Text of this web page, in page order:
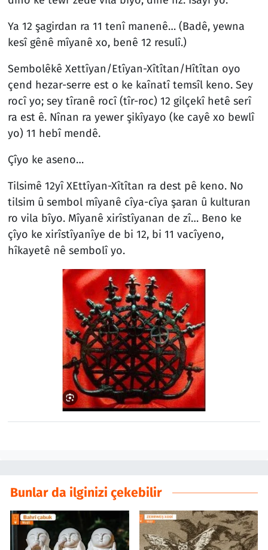
Ya 12 şagirdan ra 11 tenî manenê… (Badê, yewna
kesî gênê mîyanê xo, benê 12 resulî.)
Sembolêkê Xettîyan/Etîyan-Xîtîtan/Hîtîtan oyo
çend hezar-serre est o ke kaînatî temsîl keno. Sey
rocî yo; sey tîranê rocî (tîr-roc) 12 gilçekî hetê serî
ra est ê. Nînan ra yewer şikîyayo (ke cayê xo bewlî
yo) 11 hebî mendê.
Çîyo ke aseno…
Tilsimê 12yî XEttîyan-Xîtîtan ra dest pê keno. No
tilsim û sembol mîyanê cîya-cîya şaran û kulturan
ro vila bîyo. Mîyanê xirîstîyanan de zî… Beno ke
çîyo ke xirîstîyanîye de bi 12, bi 11 vacîyeno,
hîkayetê nê sembolî yo.
Bunlar da ilginizi çekebilir